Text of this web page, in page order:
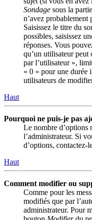
Sondage sous la
n’avez probablement
Saisissez le titre du
possibles, saisissez
réponses. Vous
qu’un utilisateur
par l’utilisateur »,
« 0 » pour une durée
utilisateurs de
Haut
Pourquoi ne puis-je pas
Le nombre d’options
l’administrateur. Si
d’options, contactez-
Haut
Comment modifier ou
Comme pour les
modifiés que par
administrateur. Pour